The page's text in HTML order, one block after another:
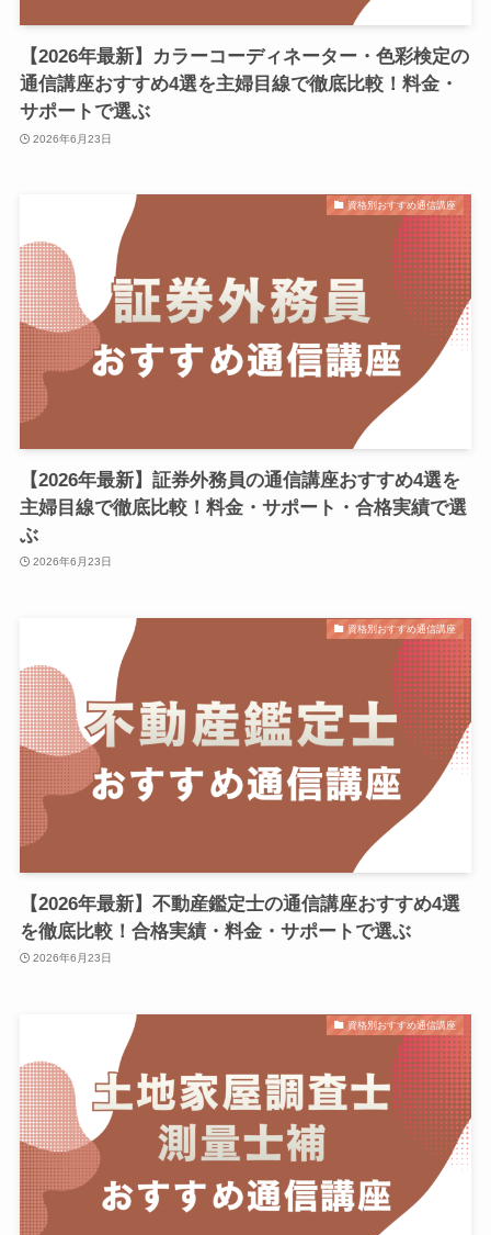
【2026年最新】カラーコーディネーター・色彩検定の
通信講座おすすめ4選を主婦目線で徹底比較！料金・
サポートで選ぶ
2026年6月23日
資格別おすすめ通信講座
【2026年最新】証券外務員の通信講座おすすめ4選を
主婦目線で徹底比較！料金・サポート・合格実績で選
ぶ
2026年6月23日
資格別おすすめ通信講座
【2026年最新】不動産鑑定士の通信講座おすすめ4選
を徹底比較！合格実績・料金・サポートで選ぶ
2026年6月23日
資格別おすすめ通信講座